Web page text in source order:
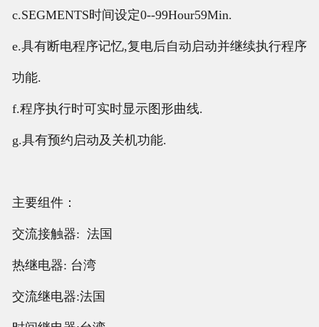
c.SEGMENTS时间设定0--99Hour59Min.
e.具有断电程序记忆,复电后自动启动并继续执行程序
功能.
f.程序执行时可实时显示图形曲线.
g.具有预约启动及关机功能.
主要组件：
交流接触器: 法国
热继电器: 台湾
交流继电器:法国